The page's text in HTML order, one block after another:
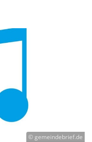
© gemeindebrief.de